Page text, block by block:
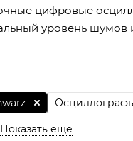
цифровые
уровень
Показать еще